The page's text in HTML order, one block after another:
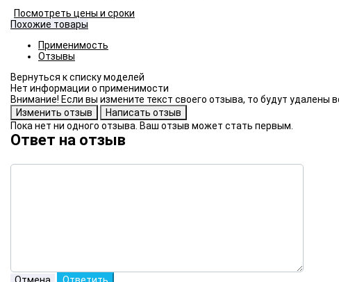
Посмотреть цены и сроки
Похожие товары
Применимость
Отзывы
Нет информации о применимости
Внимание! Если вы измените текст своего отзыва, то будут
Пока нет ни одного отзыва. Ваш отзыв может стать первым.
Ответ на отзыв